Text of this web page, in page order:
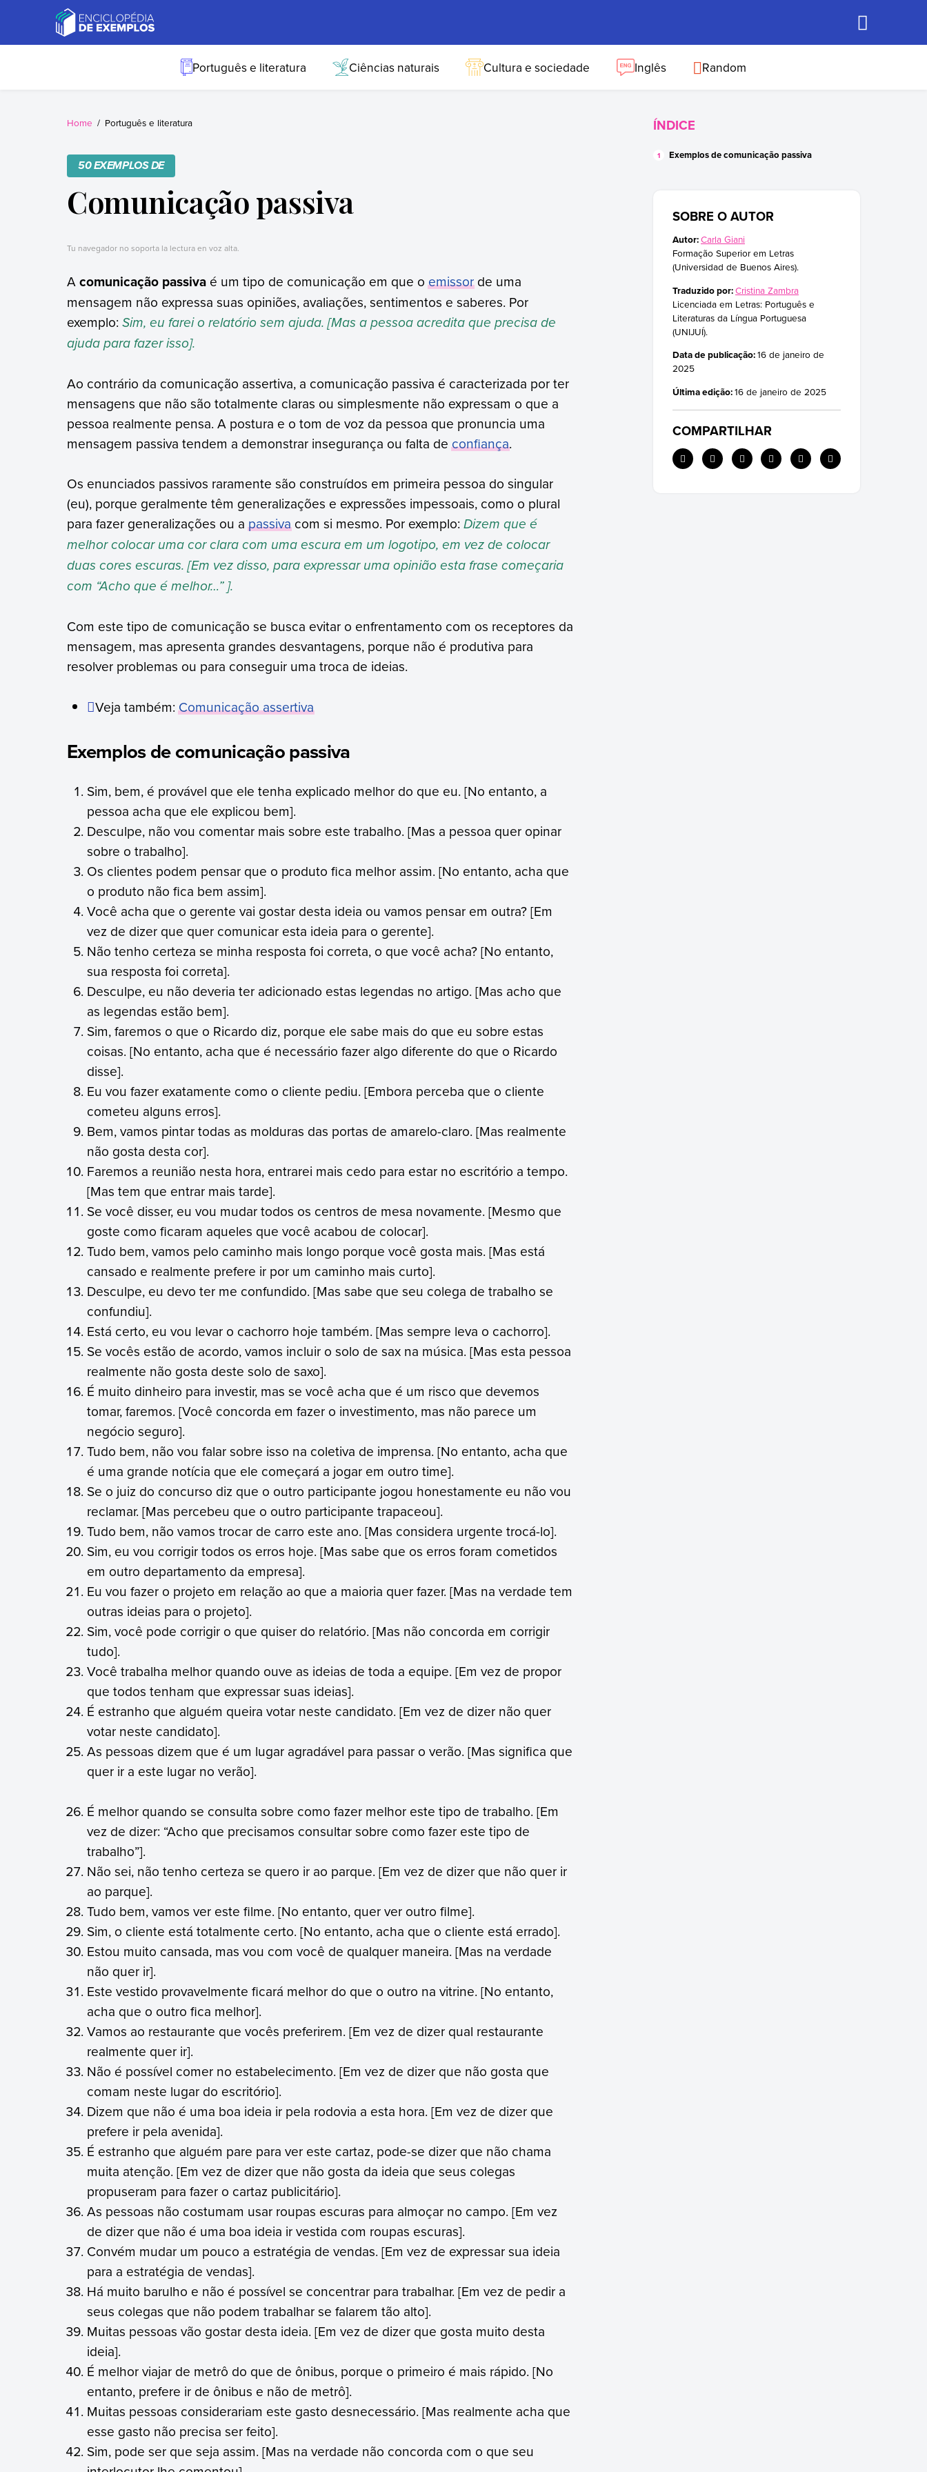
Exemplos
Precisa de
Português e literatura Ciências naturais Cultura e sociedade Inglês Random
Home Português e literatura
50 EXEMPLOS DE
Comunicação passiva
Tu navegador no soporta la lectura en voz alta.
Acomunicação passivaé um tipo de comunicação em que oemissorde uma
mensagem não expressa suas opiniões, avaliações, sentimentos e saberes. Por
exemplo: Sim, eu farei o relatório sem ajuda. [Mas a pessoa acredita que precisa de
ajuda para fazer isso].
Ao contrário da comunicação assertiva, a comunicação passiva é caracterizada por ter
mensagens que não são totalmente claras ou simplesmente não expressam o que a
pessoa realmente pensa. A postura e o tom de voz da pessoa que pronuncia uma
mensagem passiva tendem a demonstrar insegurança ou falta deconfiança.
Os enunciados passivos raramente são construídos em primeira pessoa do singular
(eu), porque geralmente têm generalizações e expressões impessoais, como o plural
para fazer generalizações ou apassivacom si mesmo. Por exemplo: Dizem que é
melhor colocar uma cor clara com uma escura em um logotipo, em vez de colocar
duas cores escuras. [Em vez disso, para expressar uma opinião esta frase começaria
com “Acho que é melhor…” ].
Com este tipo de comunicação se busca evitar o enfrentamento com os receptores da
mensagem, mas apresenta grandes desvantagens, porque não é produtiva para
resolver problemas ou para conseguir uma troca de ideias.
Veja também:Comunicação assertiva
Exemplos de comunicação passiva
Sim, bem, é provável que ele tenha explicado melhor do que eu. [No entanto, a
pessoa acha que ele explicou bem].
Desculpe, não vou comentar mais sobre este trabalho. [Mas a pessoa quer opinar
sobre o trabalho].
Os clientes podem pensar que o produto fica melhor assim. [No entanto, acha que
o produto não fica bem assim].
Você acha que o gerente vai gostar desta ideia ou vamos pensar em outra? [Em
vez de dizer que quer comunicar esta ideia para o gerente].
Não tenho certeza se minha resposta foi correta, o que você acha? [No entanto,
sua resposta foi correta].
Desculpe, eu não deveria ter adicionado estas legendas no artigo. [Mas acho que
as legendas estão bem].
Sim, faremos o que o Ricardo diz, porque ele sabe mais do que eu sobre estas
coisas. [No entanto, acha que é necessário fazer algo diferente do que o Ricardo
disse].
Eu vou fazer exatamente como o cliente pediu. [Embora perceba que o cliente
cometeu alguns erros].
Bem, vamos pintar todas as molduras das portas de amarelo-claro. [Mas realmente
não gosta desta cor].
Faremos a reunião nesta hora, entrarei mais cedo para estar no escritório a tempo.
[Mas tem que entrar mais tarde].
Se você disser, eu vou mudar todos os centros de mesa novamente. [Mesmo que
goste como ficaram aqueles que você acabou de colocar].
Tudo bem, vamos pelo caminho mais longo porque você gosta mais. [Mas está
cansado e realmente prefere ir por um caminho mais curto].
Desculpe, eu devo ter me confundido. [Mas sabe que seu colega de trabalho se
confundiu].
Está certo, eu vou levar o cachorro hoje também. [Mas sempre leva o cachorro].
Se vocês estão de acordo, vamos incluir o solo de sax na música. [Mas esta pessoa
realmente não gosta deste solo de saxo].
É muito dinheiro para investir, mas se você acha que é um risco que devemos
tomar, faremos. [Você concorda em fazer o investimento, mas não parece um
negócio seguro].
Tudo bem, não vou falar sobre isso na coletiva de imprensa. [No entanto, acha que
é uma grande notícia que ele começará a jogar em outro time].
Se o juiz do concurso diz que o outro participante jogou honestamente eu não vou
reclamar. [Mas percebeu que o outro participante trapaceou].
Tudo bem, não vamos trocar de carro este ano. [Mas considera urgente trocá-lo].
Sim, eu vou corrigir todos os erros hoje. [Mas sabe que os erros foram cometidos
em outro departamento da empresa].
Eu vou fazer o projeto em relação ao que a maioria quer fazer. [Mas na verdade tem
outras ideias para o projeto].
Sim, você pode corrigir o que quiser do relatório. [Mas não concorda em corrigir
tudo].
Você trabalha melhor quando ouve as ideias de toda a equipe. [Em vez de propor
que todos tenham que expressar suas ideias].
É estranho que alguém queira votar neste candidato. [Em vez de dizer não quer
votar neste candidato].
As pessoas dizem que é um lugar agradável para passar o verão. [Mas significa que
quer ir a este lugar no verão].
É melhor quando se consulta sobre como fazer melhor este tipo de trabalho. [Em
vez de dizer: “Acho que precisamos consultar sobre como fazer este tipo de
trabalho”].
Não sei, não tenho certeza se quero ir ao parque. [Em vez de dizer que não quer ir
ao parque].
Tudo bem, vamos ver este filme. [No entanto, quer ver outro filme].
Sim, o cliente está totalmente certo. [No entanto, acha que o cliente está errado].
Estou muito cansada, mas vou com você de qualquer maneira. [Mas na verdade
não quer ir].
Este vestido provavelmente ficará melhor do que o outro na vitrine. [No entanto,
acha que o outro fica melhor].
Vamos ao restaurante que vocês preferirem. [Em vez de dizer qual restaurante
realmente quer ir].
Não é possível comer no estabelecimento. [Em vez de dizer que não gosta que
comam neste lugar do escritório].
Dizem que não é uma boa ideia ir pela rodovia a esta hora. [Em vez de dizer que
prefere ir pela avenida].
É estranho que alguém pare para ver este cartaz, pode-se dizer que não chama
muita atenção. [Em vez de dizer que não gosta da ideia que seus colegas
propuseram para fazer o cartaz publicitário].
As pessoas não costumam usar roupas escuras para almoçar no campo. [Em vez
de dizer que não é uma boa ideia ir vestida com roupas escuras].
Convém mudar um pouco a estratégia de vendas. [Em vez de expressar sua ideia
para a estratégia de vendas].
Há muito barulho e não é possível se concentrar para trabalhar. [Em vez de pedir a
seus colegas que não podem trabalhar se falarem tão alto].
Muitas pessoas vão gostar desta ideia. [Em vez de dizer que gosta muito desta
ideia].
É melhor viajar de metrô do que de ônibus, porque o primeiro é mais rápido. [No
entanto, prefere ir de ônibus e não de metrô].
Muitas pessoas considerariam este gasto desnecessário. [Mas realmente acha que
esse gasto não precisa ser feito].
Sim, pode ser que seja assim. [Mas na verdade não concorda com o que seu
ÍNDICE
Exemplos de comunicação passiva
SOBRE O AUTOR
Autor:Carla Giani
Formação Superior em Letras
(Universidad de Buenos Aires).
Traduzido por:Cristina Zambra
Licenciada em Letras: Português e
Literaturas da Língua Portuguesa
(UNIJUÍ).
Data de publicação:16 de janeiro de
2025
Última edição:16 de janeiro de 2025
COMPARTILHAR